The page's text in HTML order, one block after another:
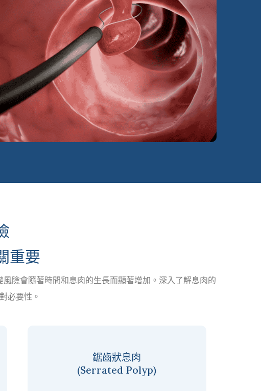
重要
險會隨著時間和息肉的生長而顯著增加。深入了解息肉的
必要性。
鋸齒狀息肉
(Serrated Polyp)